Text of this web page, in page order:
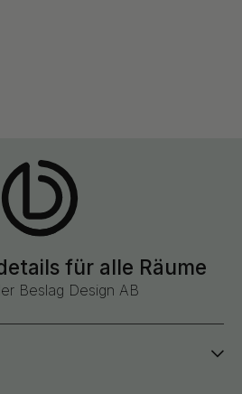
für alle Räume
Beslag Design AB